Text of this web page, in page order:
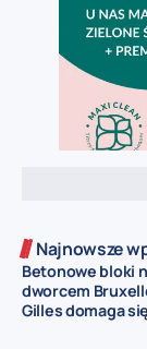
Najnowsze
Betonowe bloki
dworcem
Gilles domaga